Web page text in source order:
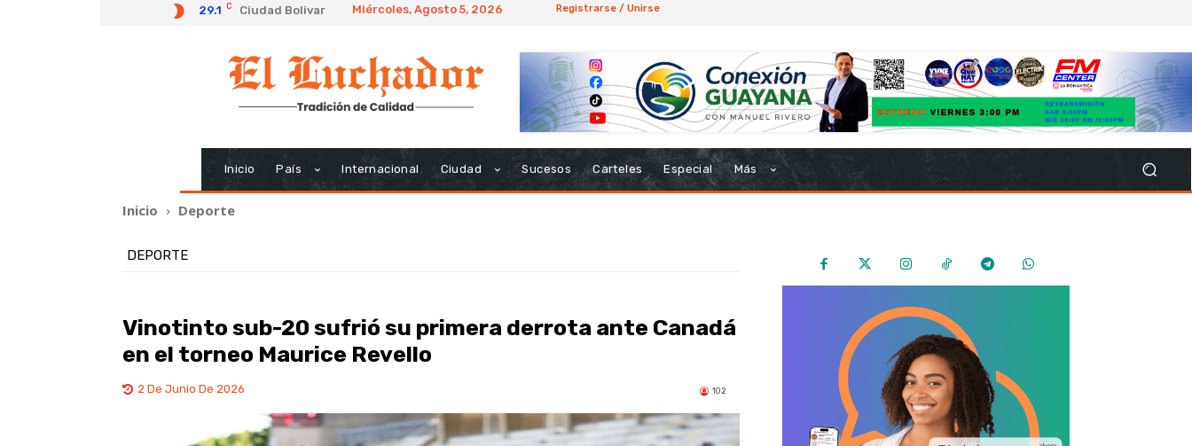
29.1 C Ciudad Bolivar Miércoles, Agosto 5, 2026 Registrarse / Unirse
Inicio País Internacional Ciudad Sucesos Carteles Especial Más
Inicio Deporte
DEPORTE
Vinotinto sub-20 sufrió su primera derrota ante Canadá
en el torneo Maurice Revello
2 De Junio De 2026 102